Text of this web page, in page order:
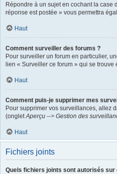
Répondre à un sujet en cochant la case
réponse est postée » vous permettra
Haut
Comment surveiller des forums ?
Pour surveiller un forum en particulier,
lien « Surveiller ce forum » qui se trouve
Haut
Comment puis-je supprimer mes
Pour supprimer vos surveillances, allez
(ongletAperçu --> Gestion des
Haut
Fichiers joints
Quels fichiers joints sont autorisés sur